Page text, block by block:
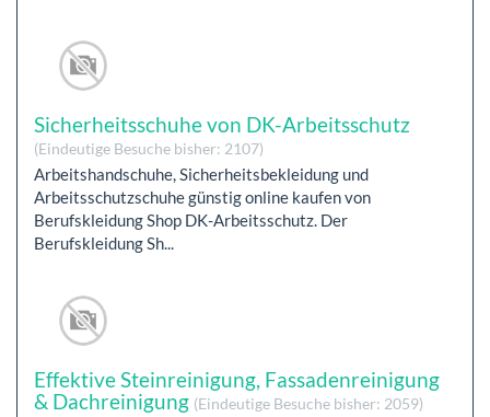
Sicherheitsschuhe von DK-Arbeitsschutz
(Eindeutige Besuche bisher: 2107)
Arbeitshandschuhe, Sicherheitsbekleidung und
Arbeitsschutzschuhe günstig online kaufen von
Berufskleidung Shop DK-Arbeitsschutz. Der
Berufskleidung Sh...
Effektive Steinreinigung, Fassadenreinigung
& Dachreinigung (Eindeutige Besuche bisher: 2059)